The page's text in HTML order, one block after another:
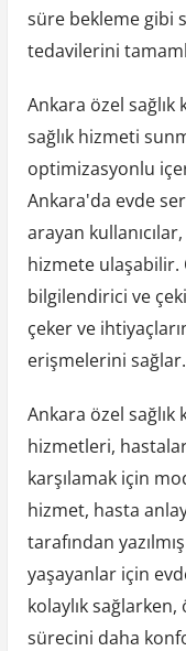
süre bekleme gibi
tedavilerini
Ankara özel
sağlık hizmeti
optimizasyonlu
Ankara'da evde
arayan
hizmete ulaşabilir.
bilgilendirici ve
çeker ve
erişmelerini sağlar.
Ankara özel
hizmetleri,
karşılamak için
hizmet, hasta
tarafından
yaşayanlar için
kolaylık
sürecini daha